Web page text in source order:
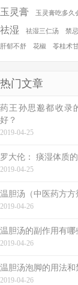
玉灵膏 玉灵膏吃多久
祛湿 祛湿三仁汤 禁忌
肝郁不舒 花椒 苓桂术
热门文章
药王孙思邈都收录
好？
2019-04-25
罗大伦： 痰湿体质
2019-04-25
温胆汤（中医药方方
2019-04-26
温胆汤的副作用有
2019-04-26
温胆汤泡脚的用法和
2019-04-26